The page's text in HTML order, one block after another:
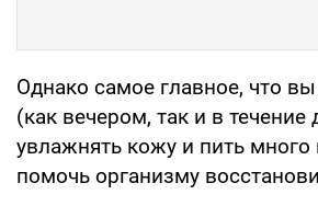
Однако самое главное, что
(как вечером, так и в течение
увлажнять кожу и пить
помочь организму